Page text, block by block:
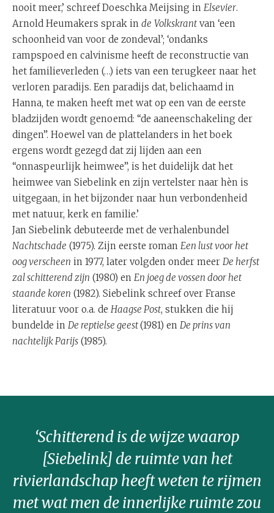
nooit meer,’ schreef Doeschka Meijsing in Elsevier.
Arnold Heumakers sprak in de Volkskrant van ‘een
schoonheid van voor de zondeval’; ‘ondanks
rampspoed en calvinisme heeft de reconstructie van
het familieverleden (…) iets van een terugkeer naar het
verloren paradijs. Een paradijs dat, belichaamd in
Hanna, te maken heeft met wat op een van de eerste
bladzijden wordt genoemd: “de aaneenschakeling der
dingen”. Hoewel van de plattelanders in het boek
ergens wordt gezegd dat zij lijden aan een
“onnaspeurlijk heimwee”, is het duidelijk dat het
heimwee van Siebelink en zijn vertelster naar hèn is
uitgegaan, in het bijzonder naar hun verbondenheid
met natuur, kerk en familie.’
Jan Siebelink debuteerde met de verhalenbundel
Nachtschade (1975). Zijn eerste roman Een lust voor het
oog verscheen in 1977, later volgden onder meer De herfst
zal schitterend zijn (1980) en En joeg de vossen door het
staande koren (1982). Siebelink schreef over Franse
literatuur voor o.a. de Haagse Post, stukken die hij
bundelde in De reptielse geest(1981) en De prins van
nachtelijk Parijs (1985).
‘Schitterend is de wijze waarop
[Siebelink] de ruimte van het
rivierlandschap heeft weten te rijmen
met wat men de innerlijke ruimte zou